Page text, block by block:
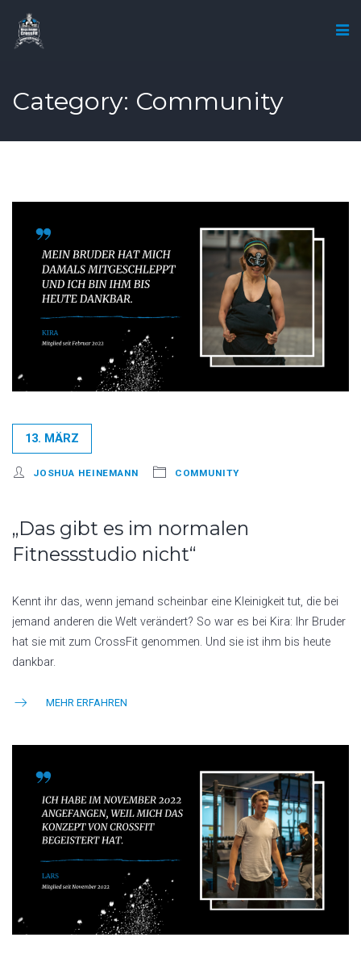
Category: Community
13. MÄRZ
JOSHUA HEINEMANN COMMUNITY
„Das gibt es im normalen
Fitnessstudio nicht“
Kennt ihr das, wenn jemand scheinbar eine Kleinigkeit tut, die bei
jemand anderen die Welt verändert? So war es bei Kira: Ihr Bruder
hat sie mit zum CrossFit genommen. Und sie ist ihm bis heute
dankbar.
MEHR ERFAHREN